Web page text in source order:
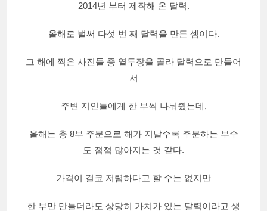
2014년 부터 제작해 온 달력.
올해로 벌써 다섯 번 째 달력을 만든 셈이다.
그 해에 찍은 사진들 중 열두장을 골라 달력으로 만들어
서
주변 지인들에게 한 부씩 나눠줬는데,
올해는 총 8부 주문으로 해가 지날수록 주문하는 부수
도 점점 많아지는 것 같다.
가격이 결코 저렴하다고 할 수는 없지만
한 부만 만들더라도 상당히 가치가 있는 달력이라고 생